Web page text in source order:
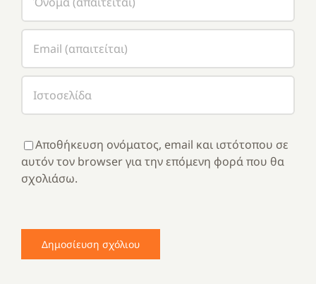
Αποθήκευση ονόματος, email και ιστότοπου σε
αυτόν τον browser για την επόμενη φορά που θα
σχολιάσω.